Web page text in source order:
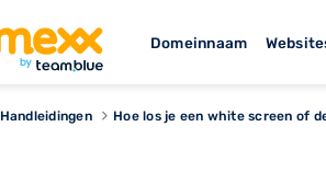
Domeinnaam
Handleidingen Hoe los je een white screen of